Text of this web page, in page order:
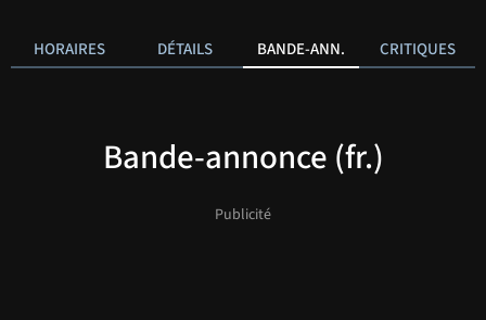
HORAIRES DÉTAILS BANDE-ANN. CRITIQUES
Bande-annonce (fr.)